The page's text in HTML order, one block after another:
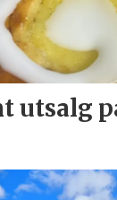
utsalg